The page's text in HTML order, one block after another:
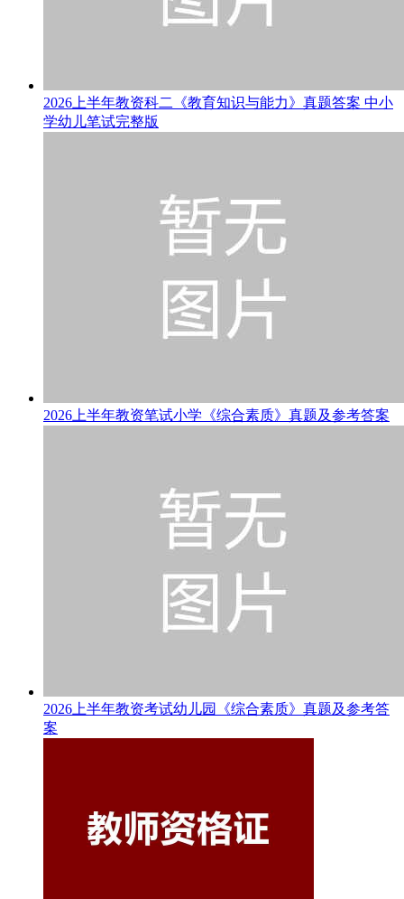
2026上半年教资科二《教育知识与能力》真题答案 中小
学幼儿笔试完整版
2026上半年教资笔试小学《综合素质》真题及参考答案
2026上半年教资考试幼儿园《综合素质》真题及参考答
案